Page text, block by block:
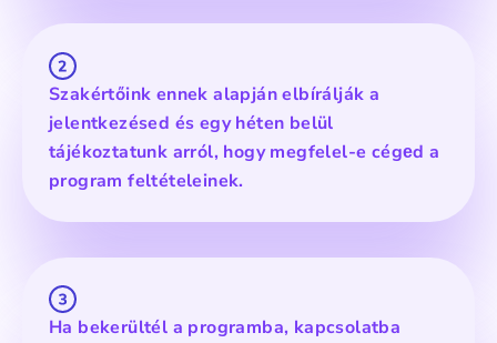
Szakértőink ennek alapján elbírálják a
jelentkezésed és egy héten belül
tájékoztatunk arról, hogy megfelel-e cégеd a
program feltételeinek.
Ha bekerültél a programba, kapcsolatba